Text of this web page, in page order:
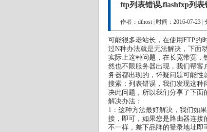
ftp列表错误,flashfxp列
作者：dthost 时间：2016-07-23
可能很多老站长，在使用FTP的
过N种办法就是无法解决，下面
实际上这种问题，在长宽带宽，
然也不限服务器出现，我们帮客
务器都出现的，怀疑问题可能性
搜索：列表错误，我们发现这种
决此问题，所以我们分享了下面
解决办法：
1：这种方法最好解决，我们如
接，即可，如果您是路由器连接
不一样，差下品牌的登录地址即